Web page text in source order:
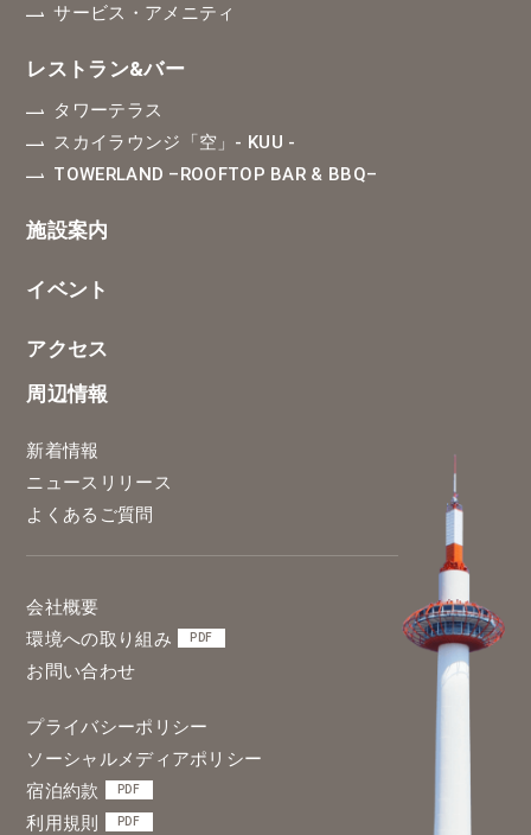
サービス・アメニティ
レストラン&バー
タワーテラス
スカイラウンジ「空」 - KUU -
TOWERLAND –ROOFTOP BAR & BBQ–
施設案内
イベント
アクセス
周辺情報
新着情報
ニュースリリース
よくあるご質問
会社概要
環境への取り組み
PDF
お問い合わせ
プライバシーポリシー
ソーシャルメディアポリシー
宿泊約款
PDF
利用規則 PDF